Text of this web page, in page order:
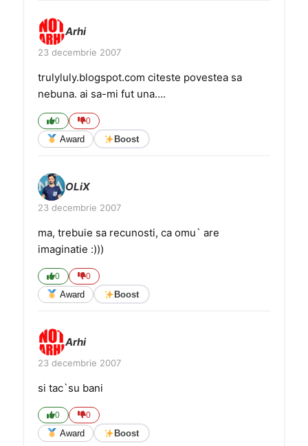
Arhi
23 decembrie 2007
trulyluly.blogspot.com citeste povestea sa
nebuna. ai sa-mi fut una….
0 0
Award Boost
OLiX
23 decembrie 2007
ma, trebuie sa recunosti, ca omu` are
imaginatie :)))
0 0
Award Boost
Arhi
23 decembrie 2007
si tac`su bani
0 0
Award Boost